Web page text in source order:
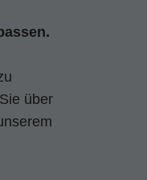
über